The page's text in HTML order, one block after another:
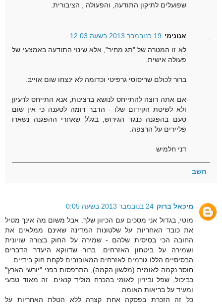
שפועלים לתיקון התודעה, והפעולה , הציבורית.
אנונימי 19 בנובמבר 2013 בשעה 12:03
לא זו המטרה של "תג מחיר", אלא שינוי התודעה באמצעי של
פעולה אישית.
ברור לכולם שריסוסי גרפיטי וכדומה לא ינצחו שום אוייב.
אם אתה רוצה להתייחס לנושא ברצינות, אנא התייחס לרעיון
ולא לשיטת הקידום שלו - הדבר דומה לטענה כי אין שום
טעם בהפגנה כנגד הגירוש, בגלל שאחרי ההפגנה נשארו
פליירים על הרצפה.
דני חלמיש
השב
מיכאל ברוק 24 בנובמבר 2013 בשעה 0:05
מוטי, בגדול אני מסכים עם הכיוון שלך. אבל משום מה אינך מטיל
את כובד האחריות על שלטונות המדינה שאינם ממלאים את
החובה הכי בסיסית שלהם - שמירה על החוק בצורה שויונית
ושמירה על ביטחון האזרחים. ברור שדווקא היעדר הדברים
הבסיסיים הללו גורמים לאזרחים המאוכזבים לקחת חוק בידיים.
חוסר נקמה לאומית (מלשון הקמה), התרפסות בפני "יורשי הארץ"
כביכול, שפל וביזיון לאומי בהכרח מוליד קנאים. זה מאוד טבעי
ומעיד על בריאות האומה.
כל זה הזכרת בפסקה אחת קצרה ללא הטלת האחריות על